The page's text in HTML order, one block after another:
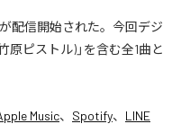
が配信開始された。今回デジ
原ピストル)」を含む全1曲と
Music、 Spotify、 LINE